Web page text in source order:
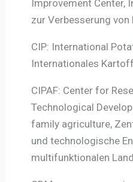
Improvement Center,
zur Verbesserung von
CIP: International
Internationales
CIPAF: Center for
Technological
family agriculture,
und technologische
multifunktionalen